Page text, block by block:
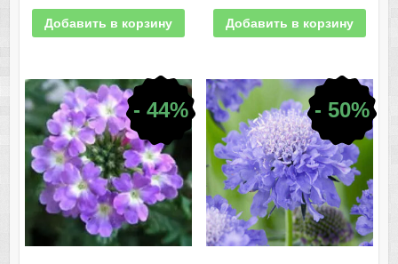
Добавить в корзину Добавить в корзину
- 44% - 50%